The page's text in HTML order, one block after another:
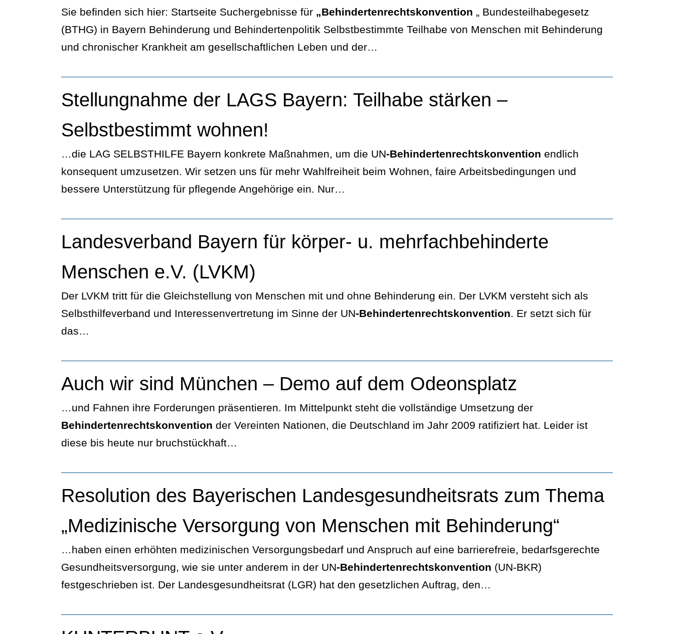
Sie befinden sich hier: Startseite Suchergebnisse für „Behindertenrechtskonvention „ Bundesteilhabegesetz
(BTHG) in Bayern Behinderung und Behindertenpolitik Selbstbestimmte Teilhabe von Menschen mit Behinderung
und chronischer Krankheit am gesellschaftlichen Leben und der…
Stellungnahme der LAGS Bayern: Teilhabe stärken –
Selbstbestimmt wohnen!
…die LAG SELBSTHILFE Bayern konkrete Maßnahmen, um die UN-Behindertenrechtskonvention endlich
konsequent umzusetzen. Wir setzen uns für mehr Wahlfreiheit beim Wohnen, faire Arbeitsbedingungen und
bessere Unterstützung für pflegende Angehörige ein. Nur…
Landesverband Bayern für körper- u. mehrfachbehinderte
Menschen e.V. (LVKM)
Der LVKM tritt für die Gleichstellung von Menschen mit und ohne Behinderung ein. Der LVKM versteht sich als
Selbsthilfeverband und Interessenvertretung im Sinne der UN-Behindertenrechtskonvention. Er setzt sich für
das…
Auch wir sind München – Demo auf dem Odeonsplatz
…und Fahnen ihre Forderungen präsentieren. Im Mittelpunkt steht die vollständige Umsetzung der
Behindertenrechtskonvention der Vereinten Nationen, die Deutschland im Jahr 2009 ratifiziert hat. Leider ist
diese bis heute nur bruchstückhaft…
Resolution des Bayerischen Landesgesundheitsrats zum Thema
„Medizinische Versorgung von Menschen mit Behinderung“
…haben einen erhöhten medizinischen Versorgungsbedarf und Anspruch auf eine barrierefreie, bedarfsgerechte
Gesundheitsversorgung, wie sie unter anderem in der UN-Behindertenrechtskonvention (UN-BKR)
festgeschrieben ist. Der Landesgesundheitsrat (LGR) hat den gesetzlichen Auftrag, den…